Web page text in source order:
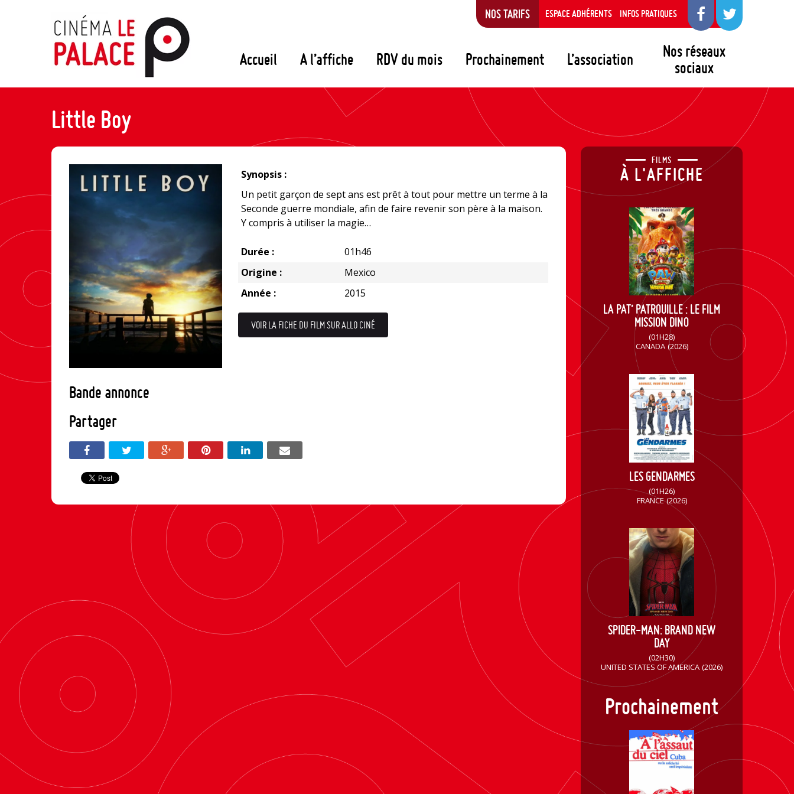
Accueil A l’affiche RDV du mois Prochainement L’association
Nos réseaux
sociaux
NOS TARIFS ESPACE ADHÉRENTS INFOS PRATIQUES
Little Boy
Synopsis :
Un petit garçon de sept ans est prêt à tout pour mettre un terme à la
Seconde guerre mondiale, afin de faire revenir son père à la maison.
Y compris à utiliser la magie…
Durée :
01h46
Origine :
Mexico
Année :
2015
VOIR LA FICHE DU FILM SUR ALLO CINÉ
Bande annonce
Partager
FILMS
À L'AFFICHE
LA PAT’ PATROUILLE : LE FILM
MISSION DINO
(01H28)
CANADA (2026)
LES GENDARMES
(01H26)
FRANCE (2026)
SPIDER-MAN: BRAND NEW
DAY
(02H30)
UNITED STATES OF AMERICA (2026)
Prochainement